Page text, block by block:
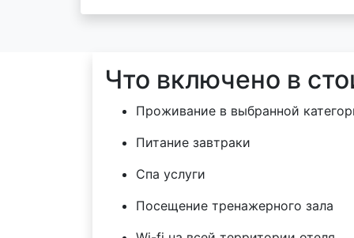
Что включено в
Проживание в выбранной
Питание завтраки
Спа услуги
Посещение тренажерного зала